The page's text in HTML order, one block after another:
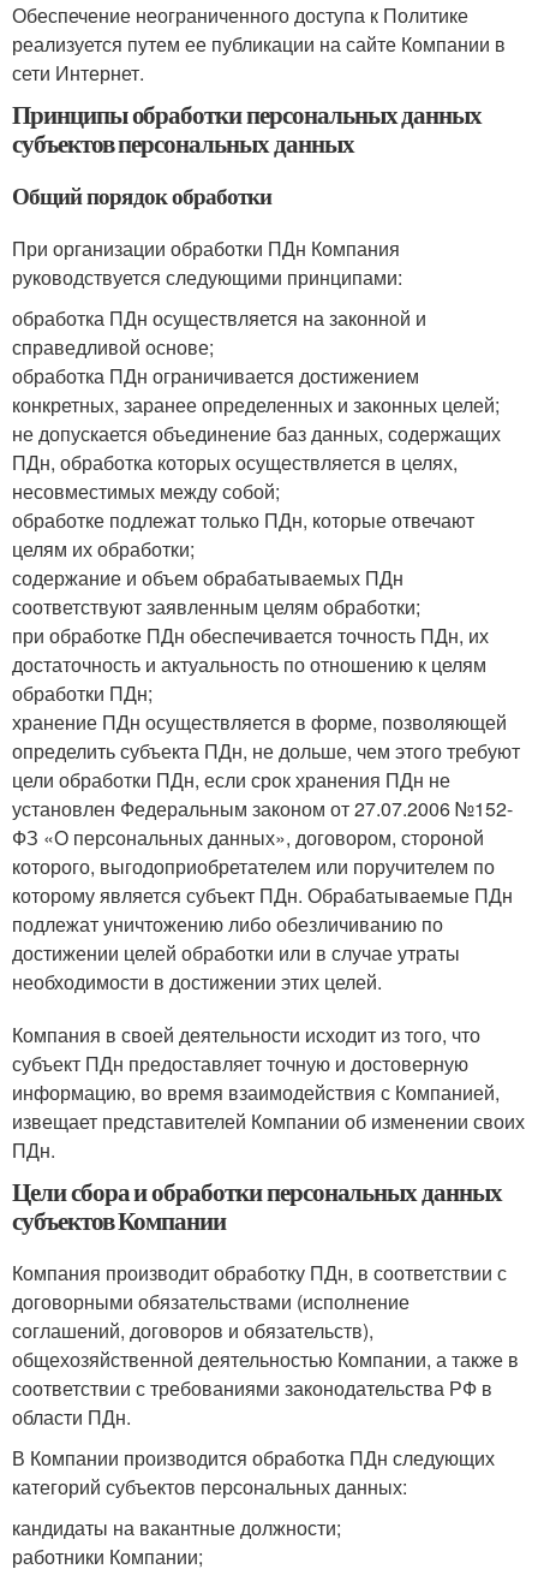
Обеспечение неограниченного доступа к Политике
реализуется путем ее публикации на сайте Компании в
сети Интернет.
Принципы обработки персональных данных
субъектов персональных данных
Общий порядок обработки
При организации обработки ПДн Компания
руководствуется следующими принципами:
обработка ПДн осуществляется на законной и
справедливой основе;
обработка ПДн ограничивается достижением
конкретных, заранее определенных и законных целей;
не допускается объединение баз данных, содержащих
ПДн, обработка которых осуществляется в целях,
несовместимых между собой;
обработке подлежат только ПДн, которые отвечают
целям их обработки;
содержание и объем обрабатываемых ПДн
соответствуют заявленным целям обработки;
при обработке ПДн обеспечивается точность ПДн, их
достаточность и актуальность по отношению к целям
обработки ПДн;
хранение ПДн осуществляется в форме, позволяющей
определить субъекта ПДн, не дольше, чем этого требуют
цели обработки ПДн, если срок хранения ПДн не
установлен Федеральным законом от 27.07.2006 №152-
ФЗ «О персональных данных», договором, стороной
которого, выгодоприобретателем или поручителем по
которому является субъект ПДн. Обрабатываемые ПДн
подлежат уничтожению либо обезличиванию по
достижении целей обработки или в случае утраты
необходимости в достижении этих целей.
Компания в своей деятельности исходит из того, что
субъект ПДн предоставляет точную и достоверную
информацию, во время взаимодействия с Компанией,
извещает представителей Компании об изменении своих
ПДн.
Цели сбора и обработки персональных данных
субъектов Компании
Компания производит обработку ПДн, в соответствии с
договорными обязательствами (исполнение
соглашений, договоров и обязательств),
общехозяйственной деятельностью Компании, а также в
соответствии с требованиями законодательства РФ в
области ПДн.
В Компании производится обработка ПДн следующих
категорий субъектов персональных данных:
кандидаты на вакантные должности;
работники Компании;